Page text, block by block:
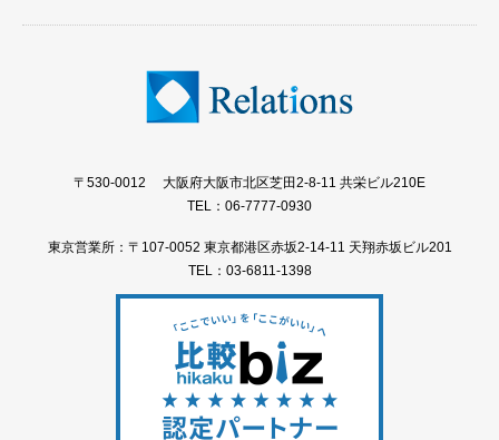
〒530-0012 大阪府大阪市北区芝田2-8-11 共栄ビル210E
TEL：06-7777-0930
東京営業所：〒107-0052 東京都港区赤坂2-14-11 天翔赤坂ビル201
TEL：03-6811-1398